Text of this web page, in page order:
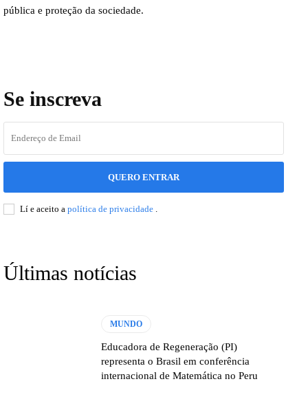
pública e proteção da sociedade.
Se inscreva
QUERO ENTRAR
Lí e aceito a política de privacidade
Últimas notícias
MUNDO
Educadora de Regeneração (PI)
representa o Brasil em conferência
internacional de Matemática no Peru